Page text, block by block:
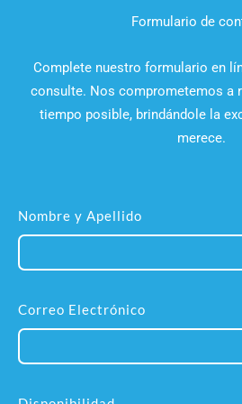
Formulario de
Complete nuestro formulario en
consulte. Nos comprometemos a
tiempo posible, brindándole la
merece.
Nombre y Apellido
Correo Electrónico